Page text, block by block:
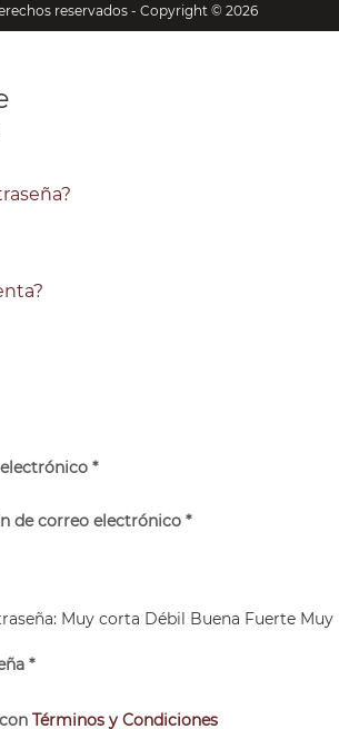
reservados - Copyright © 2026
*
de correo electrónico *
Muy corta Débil Buena Fuerte Muy
*
Términos y Condiciones